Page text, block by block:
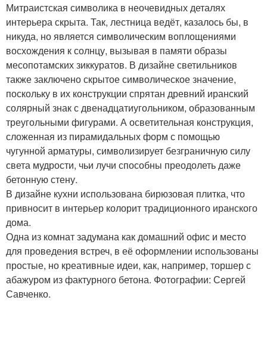
Митраистская символика в неочевидных деталях
интерьера скрыта. Так, лестница ведёт, казалось бы, в
никуда, но является символическим воплощениями
восхождения к солнцу, вызывая в памяти образы
месопотамских зиккуратов. В дизайне светильников
также заключено скрытое символическое значение,
поскольку в их конструкции спрятан древний иранский
солярный знак с двенадцатиугольником, образованным
треугольными фигурами. А осветительная конструкция,
сложенная из пирамидальных форм с помощью
чугунной арматуры, символизирует безграничную силу
света мудрости, чьи лучи способны преодолеть даже
бетонную стену.
В дизайне кухни использована бирюзовая плитка, что
привносит в интерьер колорит традиционного иранского
дома.
Одна из комнат задумана как домашний офис и место
для проведения встреч, в её оформлении использованы
простые, но креативные идеи, как, например, торшер с
абажуром из фактурного бетона. Фотографии: Сергей
Савченко.